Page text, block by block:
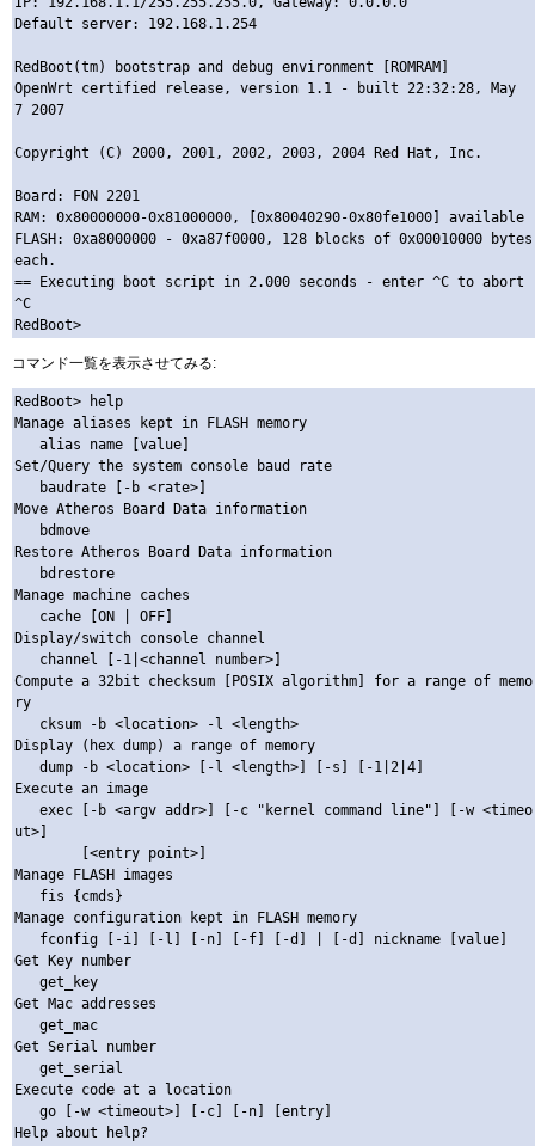
Default server: 192.168.1.254
RedBoot(tm) bootstrap and debug environment [ROMRAM]
OpenWrt certified release, version 1.1 - built 22:32:28, May
7 2007
Copyright (C) 2000, 2001, 2002, 2003, 2004 Red Hat, Inc.
Board: FON 2201
RAM: 0x80000000-0x81000000, [0x80040290-0x80fe1000] available
FLASH: 0xa8000000 - 0xa87f0000, 128 blocks of 0x00010000 bytes
each.
== Executing boot script in 2.000 seconds - enter ^C to abort
^C
コマンド一覧を表示させてみる:
RedBoot> help
Manage aliases kept in FLASH memory
Set/Query the system console baud rate
Move Atheros Board Data information
Restore Atheros Board Data information
Manage machine caches
Display/switch console channel
Compute a 32bit checksum [POSIX algorithm] for a range of memo
ry
Display (hex dump) a range of memory
Execute an image
ut>]
Manage FLASH images
Manage configuration kept in FLASH memory
Get Key number
Get Mac addresses
Get Serial number
Execute code at a location
Help about help?